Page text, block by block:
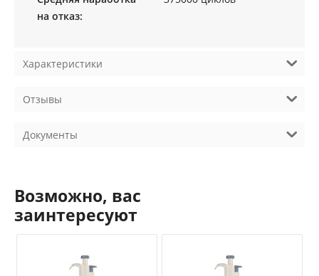
на отказ:
Характеристики
Отзывы
Документы
Возможно, вас
заинтересуют